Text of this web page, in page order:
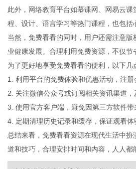
此外，网络教育平台如慕课网、网易云
程、设计、语言学习等热门课程，也包
当然，免费看看的同时，用户还需注意
业健康发展。合理利用免费资源，不仅
为了更好地享受免费看看的便利，以下几
1. 利用平台的免费体验和优惠活动，注册
2. 关注微信公众号或订阅相关资讯渠道
3. 使用官方客户端，避免因第三方软件带
4. 定期清理历史记录和缓存，保证观看体
总结来看，免费看看资源在现代生活中
道和技巧，合理安排时间和内容，人人